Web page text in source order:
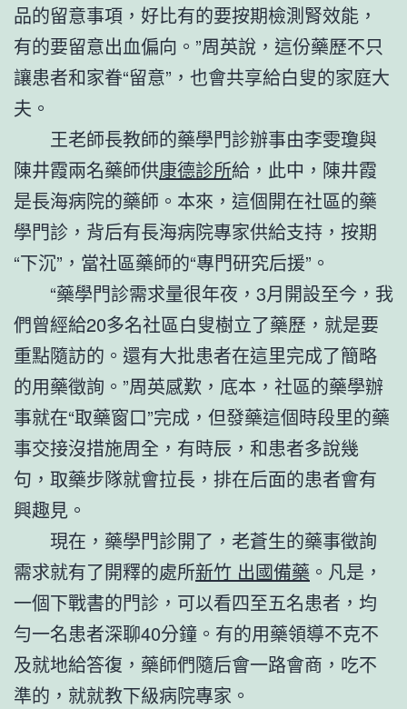
品的留意事項，好比有的要按期檢測腎效能，
有的要留意出血偏向。”周英說，這份藥歷不只
讓患者和家眷“留意”，也會共享給白叟的家庭大
夫。
王老師長教師的藥學門診辦事由李雯瓊與
陳井霞兩名藥師供康德診所給，此中，陳井霞
是長海病院的藥師。本來，這個開在社區的藥
學門診，背后有長海病院專家供給支持，按期
“下沉”，當社區藥師的“專門研究后援”。
“藥學門診需求量很年夜，3月開設至今，我
們曾經給20多名社區白叟樹立了藥歷，就是要
重點隨訪的。還有大批患者在這里完成了簡略
的用藥徵詢。”周英感歎，底本，社區的藥學辦
事就在“取藥窗口”完成，但發藥這個時段里的藥
事交接沒措施周全，有時辰，和患者多說幾
句，取藥步隊就會拉長，排在后面的患者會有
興趣見。
現在，藥學門診開了，老蒼生的藥事徵詢
需求就有了開釋的處所新竹 出國備藥 。凡是，
一個下戰書的門診，可以看四至五名患者，均
勻一名患者深聊40分鐘。有的用藥領導不克不
及就地給答復，藥師們隨后會一路會商，吃不
準的，就就教下級病院專家。